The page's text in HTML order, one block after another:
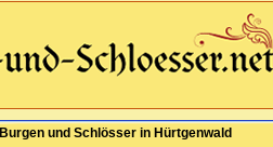
Burgen und Schlösser in Hürtgenwald